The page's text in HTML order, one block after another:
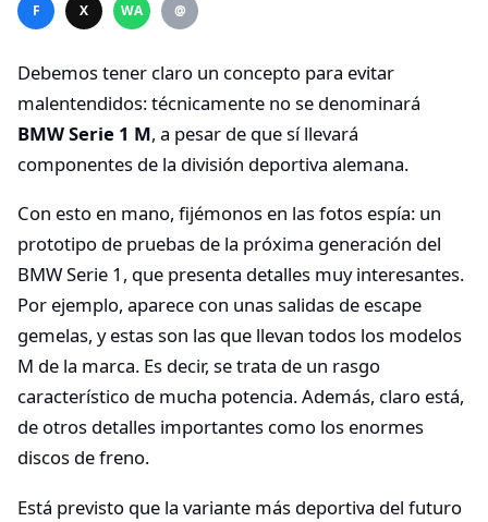
F X WA @
Debemos tener claro un concepto para evitar
malentendidos: técnicamente no se denominará
BMW Serie 1 M, a pesar de que sí llevará
componentes de la división deportiva alemana.
Con esto en mano, fijémonos en las fotos espía: un
prototipo de pruebas de la próxima generación del
BMW Serie 1, que presenta detalles muy interesantes.
Por ejemplo, aparece con unas salidas de escape
gemelas, y estas son las que llevan todos los modelos
M de la marca. Es decir, se trata de un rasgo
característico de mucha potencia. Además, claro está,
de otros detalles importantes como los enormes
discos de freno.
Está previsto que la variante más deportiva del futuro